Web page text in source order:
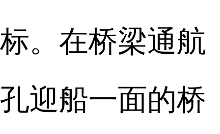
标。在桥梁通航
孔迎船一面的桥